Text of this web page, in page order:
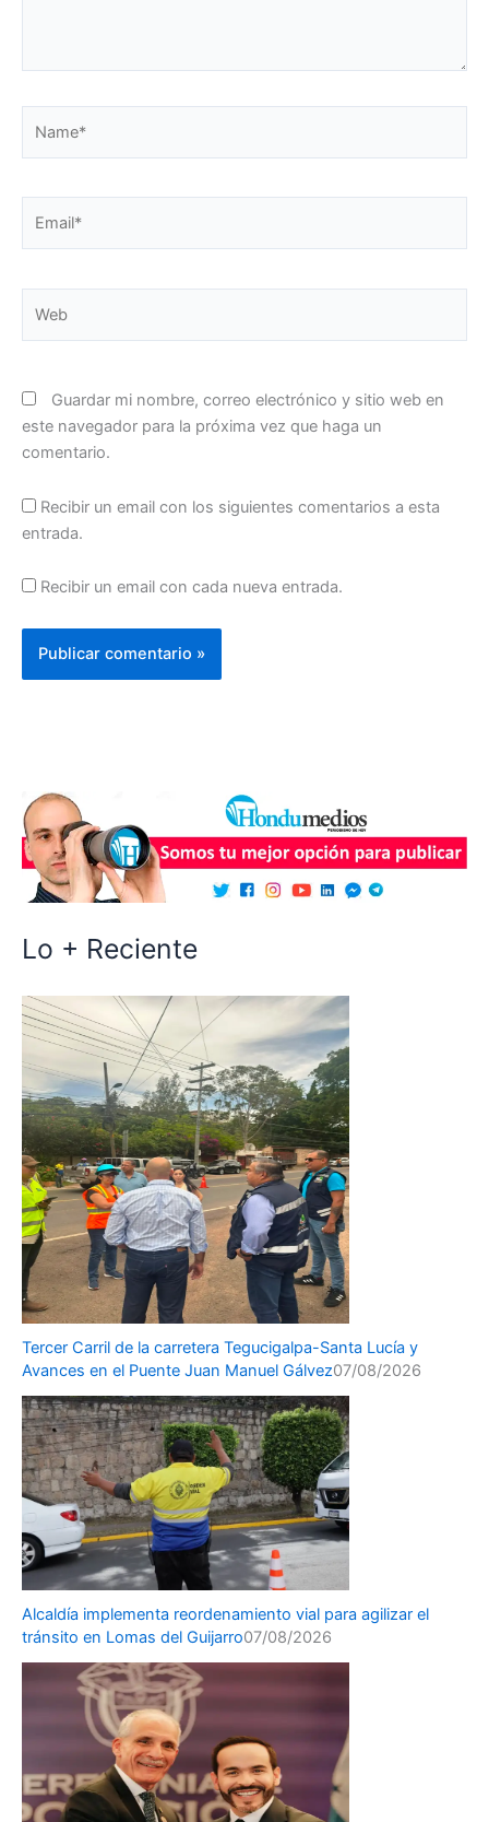
Guardar mi nombre, correo electrónico y sitio web en
este navegador para la próxima vez que haga un
comentario.
Recibir un email con los siguientes comentarios a esta
entrada.
Recibir un email con cada nueva entrada.
Lo + Reciente
Tercer Carril de la carretera Tegucigalpa-Santa Lucía y
Avances en el Puente Juan Manuel Gálvez07/08/2026
Alcaldía implementa reordenamiento vial para agilizar el
tránsito en Lomas del Guijarro07/08/2026